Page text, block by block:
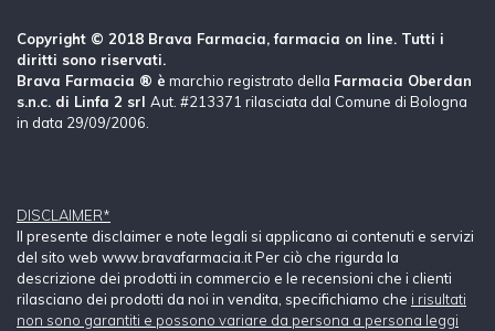
Copyright © 2018 Brava Farmacia, farmacia on line. Tutti i
diritti sono riservati.
Brava Farmacia ® è marchio registrato della Farmacia Oberdan
s.n.c. di Linfa 2 srl Aut. #213371 rilasciata dal Comune di Bologna
in data 29/09/2006.
DISCLAIMER*
Il presente disclaimer e note legali si applicano ai contenuti e servizi
del sito web www.bravafarmacia.it Per ciò che rigurda la
descrizione dei prodotti in commercio e le recensioni che i clienti
rilasciano dei prodotti da noi in vendita, specifichiamo che i risultati
non sono garantiti e possono variare da persona a persona leggi